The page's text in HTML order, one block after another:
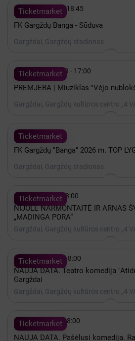
Ticketmarket
 Rugpjūtis 09 - 18:45
FK Gargždų Banga - Sūduva
Gargždai, Gargždų stadionas
Ticketmarket
 2027 Kovas 13 - 17:00
PREMJERA | Miuziklas "Vėjo
Gargždai, Gargždų kultūros centro „4
Ticketmarket
 iki Lapkritis 30
FK Gargždų "Banga" 2026 m. TOP
Gargždai, Gargždų stadionas
Ticketmarket
 Gruodis 03 - 18:00
NIJOLĖ NARMONTAITĖ IR ARNAS
„MADINGA PORA“
Gargždai, Gargždų kultūros centro „4
Ticketmarket
 Lapkritis 11 - 18:00
NAUJA DATA. Teatro komedija
Gargždai
Gargždai, Gargždų kultūros centro „4
Ticketmarket
 Rugsėjis 25 - 18:00
NAUJA DATA. Pašėlusi komedija.